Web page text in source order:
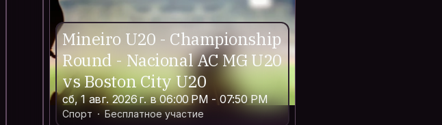
Mineiro U20 - Championship
Round - Nacional AC MG U20
vs Boston City U20
сб, 1 авг. 2026 г. в 06:00 PM - 07:50 PM
Спорт Бесплатное участие